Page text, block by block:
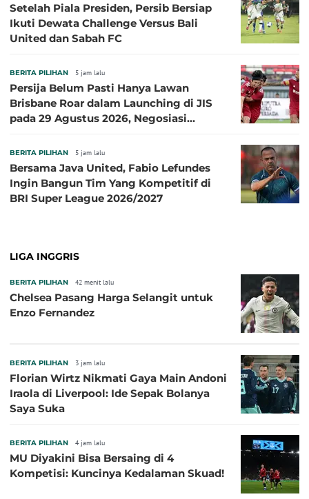
Setelah Piala Presiden, Persib Bersiap
Ikuti Dewata Challenge Versus Bali
United dan Sabah FC
BERITA PILIHAN 5 jam lalu
Persija Belum Pasti Hanya Lawan
Brisbane Roar dalam Launching di JIS
pada 29 Agustus 2026, Negosiasi
BERITA PILIHAN 5 jam lalu
Bersama Java United, Fabio Lefundes
Ingin Bangun Tim Yang Kompetitif di
BRI Super League 2026/2027
LIGA INGGRIS
BERITA PILIHAN 42 menit lalu
Chelsea Pasang Harga Selangit untuk
Enzo Fernandez
BERITA PILIHAN 3 jam lalu
Florian Wirtz Nikmati Gaya Main Andoni
Iraola di Liverpool: Ide Sepak Bolanya
Saya Suka
BERITA PILIHAN 4 jam lalu
MU Diyakini Bisa Bersaing di 4
Kompetisi: Kuncinya Kedalaman Skuad!